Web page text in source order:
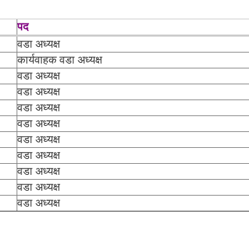
पद
वडा अध्यक्ष
कार्यवाहक वडा अध्यक्ष
वडा अध्यक्ष
वडा अध्यक्ष
वडा अध्यक्ष
वडा अध्यक्ष
वडा अध्यक्ष
वडा अध्यक्ष
वडा अध्यक्ष
वडा अध्यक्ष
वडा अध्यक्ष